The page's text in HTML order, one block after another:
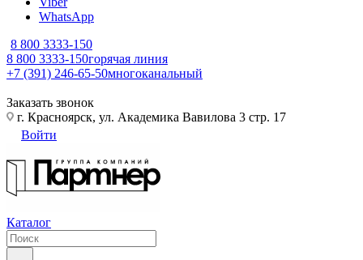
WhatsApp
8 800 3333-150
8 800 3333-150горячая линия
+7 (391) 246-65-50многоканальный
Заказать звонок
г. Красноярск, ул. Академика Вавилова 3 стр. 17
Войти
Каталог